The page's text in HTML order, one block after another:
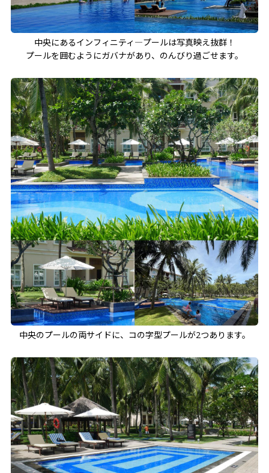
中央にあるインフィニティ―プールは写真映え抜群！
プールを囲むようにガバナがあり、のんびり過ごせます。
中央のプールの両サイドに、コの字型プールが2つあります。